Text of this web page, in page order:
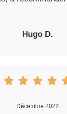
Hugo D.
Décembre 2022